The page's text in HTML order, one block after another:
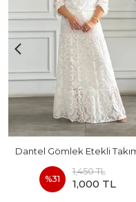
Dantel Gömlek Etekli
%31
1,450 TL
1,000 TL